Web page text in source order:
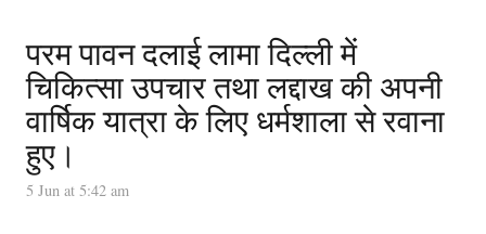
परम पावन दलाई लामा दिल्ली में
चिकित्सा उपचार तथा लद्दाख की अपनी
वार्षिक यात्रा के लिए धर्मशाला से रवाना
हुए।
5 Jun at 5:42 am